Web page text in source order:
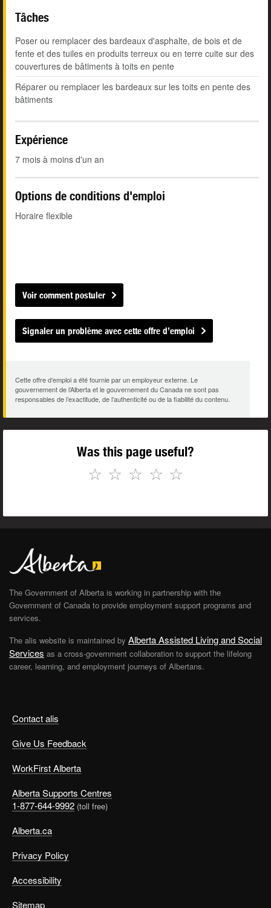
Tâches
Poser ou remplacer des bardeaux d'asphalte, de bois et de
fente et des tuiles en produits terreux ou en terre cuite sur des
couvertures de bâtiments à toits en pente
Réparer ou remplacer les bardeaux sur les toits en pente des
bâtiments
Expérience
7 mois à moins d'un an
Options de conditions d'emploi
Horaire flexible
Voir comment postuler
Signaler un problème avec cette offre d’emploi
Cette offre d’emploi a été fournie par un employeur externe. Le
gouvernement de l’Alberta et le gouvernement du Canada ne sont pas
responsables de l’exactitude, de l’authenticité ou de la fiabilité du contenu.
Was this page useful?
☆
☆
☆
☆
☆
Contact alis
Give Us Feedback
WorkFirst Alberta
Alberta Supports Centres
1-877-644-9992 (toll free)
Alberta.ca
Privacy Policy
Accessibility
Sitemap
The Government of Alberta is working in partnership with the
Government of Canada to provide employment support programs and
services.
The alis website is maintained by Alberta Assisted Living and Social
Services as a cross-government collaboration to support the lifelong
career, learning, and employment journeys of Albertans.